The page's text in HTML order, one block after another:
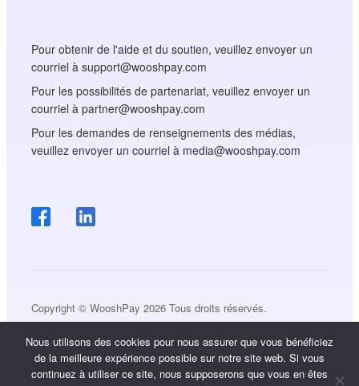
Pour obtenir de l'aide et du soutien, veuillez envoyer un
courriel à support@wooshpay.com
Pour les possibilités de partenariat, veuillez envoyer un
courriel à partner@wooshpay.com
Pour les demandes de renseignements des médias,
veuillez envoyer un courriel à media@wooshpay.com
Copyright © WooshPay 2026 Tous droits réservés.
Nous utilisons des cookies pour nous assurer que vous bénéficiez
de la meilleure expérience possible sur notre site web. Si vous
continuez à utiliser ce site, nous supposerons que vous en êtes